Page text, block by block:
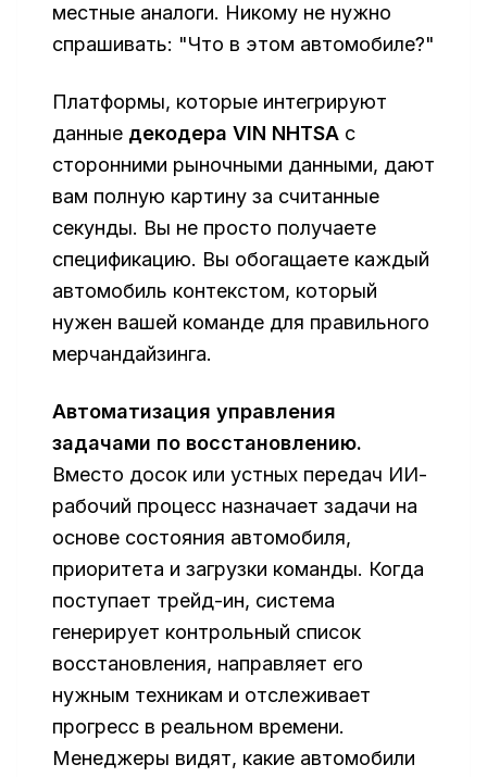
местные аналоги. Никому не нужно
спрашивать: "Что в этом автомобиле?"
Платформы, которые интегрируют
данные декодера VIN NHTSA с
сторонними рыночными данными, дают
вам полную картину за считанные
секунды. Вы не просто получаете
спецификацию. Вы обогащаете каждый
автомобиль контекстом, который
нужен вашей команде для правильного
мерчандайзинга.
Автоматизация управления
задачами по восстановлению.
Вместо досок или устных передач ИИ-
рабочий процесс назначает задачи на
основе состояния автомобиля,
приоритета и загрузки команды. Когда
поступает трейд-ин, система
генерирует контрольный список
восстановления, направляет его
нужным техникам и отслеживает
прогресс в реальном времени.
Менеджеры видят, какие автомобили